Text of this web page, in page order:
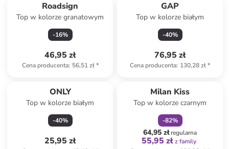
Roadsign
Top w kolorze granatowym
-16%
46,95 zł
Cena producenta: 56,51 zł*
GAP
Top w kolorze białym
-40%
76,95 zł
Cena producenta: 130,28 zł*
ONLY
Top w kolorze białym
-40%
25,95 zł
Milan Kiss
Top w kolorze czarnym
-82%
64,95 złregularna
55,95 zł z family